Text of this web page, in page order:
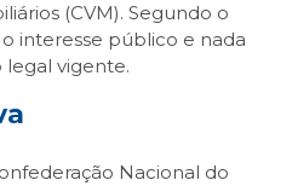
(CVM). Segundo o
interesse público e nada
legal vigente.
Nacional do